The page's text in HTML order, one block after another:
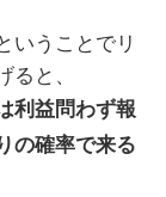
いうことでリ
と、
利益問わず報
の確率で来る